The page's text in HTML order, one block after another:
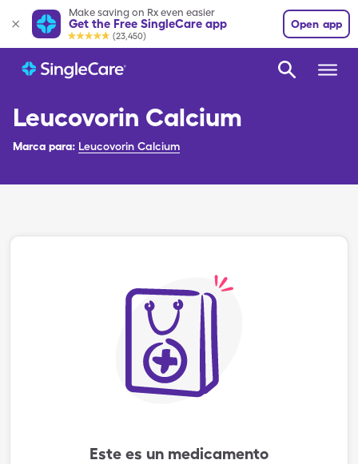
Make saving on Rx even easier
Get the Free SingleCare app
(23,450)
Open app
Leucovorin Calcium
Marca para: Leucovorin Calcium
Este es un medicamento